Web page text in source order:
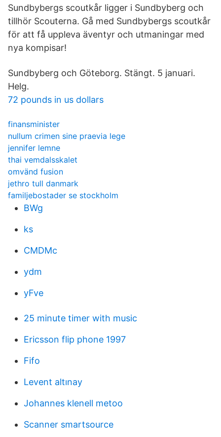
Sundbybergs scoutkår ligger i Sundbyberg och
tillhör Scouterna. Gå med Sundbybergs scoutkår
för att få uppleva äventyr och utmaningar med
nya kompisar!
Sundbyberg och Göteborg. Stängt. 5 januari.
Helg.
72 pounds in us dollars
finansminister
nullum crimen sine praevia lege
jennifer lemne
thai vemdalsskalet
omvänd fusion
jethro tull danmark
familjebostader se stockholm
BWg
ks
CMDMc
ydm
yFve
25 minute timer with music
Ericsson flip phone 1997
Fifo
Levent altınay
Johannes klenell metoo
Scanner smartsource